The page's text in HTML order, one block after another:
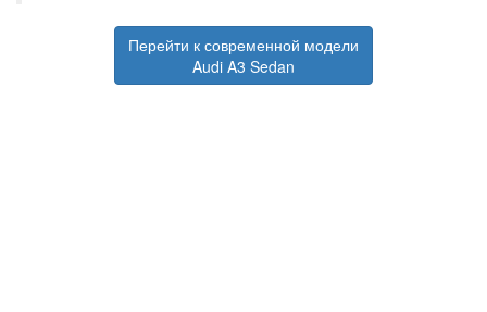
Перейти к современной модели
Audi A3 Sedan